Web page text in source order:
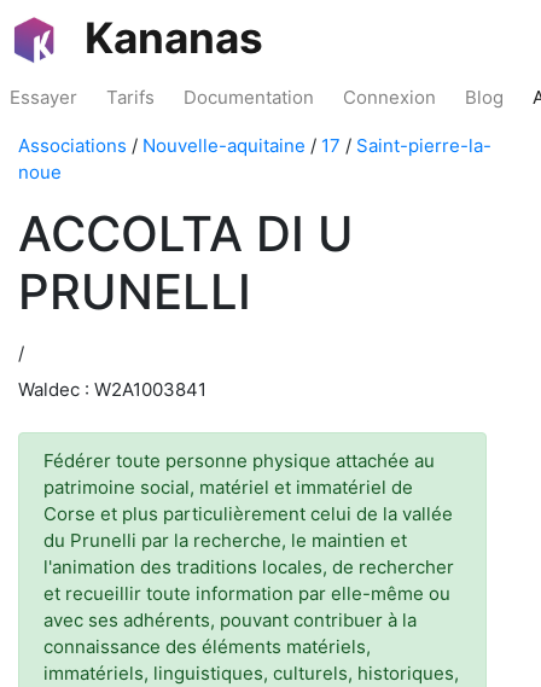
Kananas
Essayer Tarifs Documentation Connexion Blog
Associations / Nouvelle-aquitaine / 17 / Saint-pierre-la-
noue
ACCOLTA DI U
PRUNELLI
/
Waldec : W2A1003841
Fédérer toute personne physique attachée au
patrimoine social, matériel et immatériel de
Corse et plus particulièrement celui de la vallée
du Prunelli par la recherche, le maintien et
l'animation des traditions locales, de rechercher
et recueillir toute information par elle-même ou
avec ses adhérents, pouvant contribuer à la
connaissance des éléments matériels,
immatériels, linguistiques, culturels, historiques,